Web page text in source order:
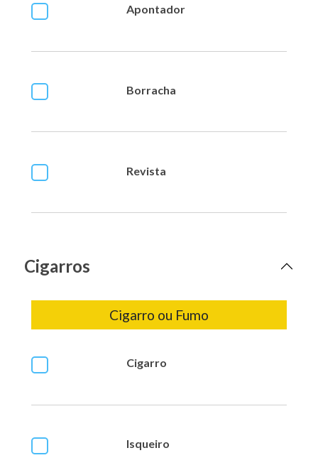
Apontador
Borracha
Revista
Cigarros
Cigarro ou Fumo
Cigarro
Isqueiro